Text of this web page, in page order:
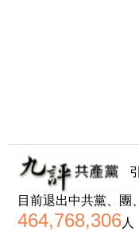
目前退出中共黨、團
464,768,306人